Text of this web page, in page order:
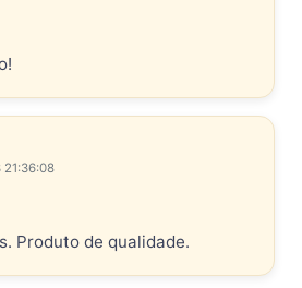
Produto de qualidade.